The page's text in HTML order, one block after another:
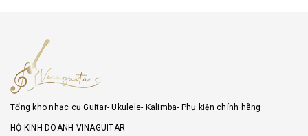
Tổng kho nhạc cụ Guitar- Ukulele- Kalimba- Phụ kiện chính hãng
HỘ KINH DOANH VINAGUITAR